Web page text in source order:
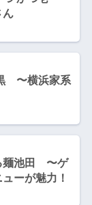
ん
〜横浜家系
麺池田 〜ゲ
ーが魅力！